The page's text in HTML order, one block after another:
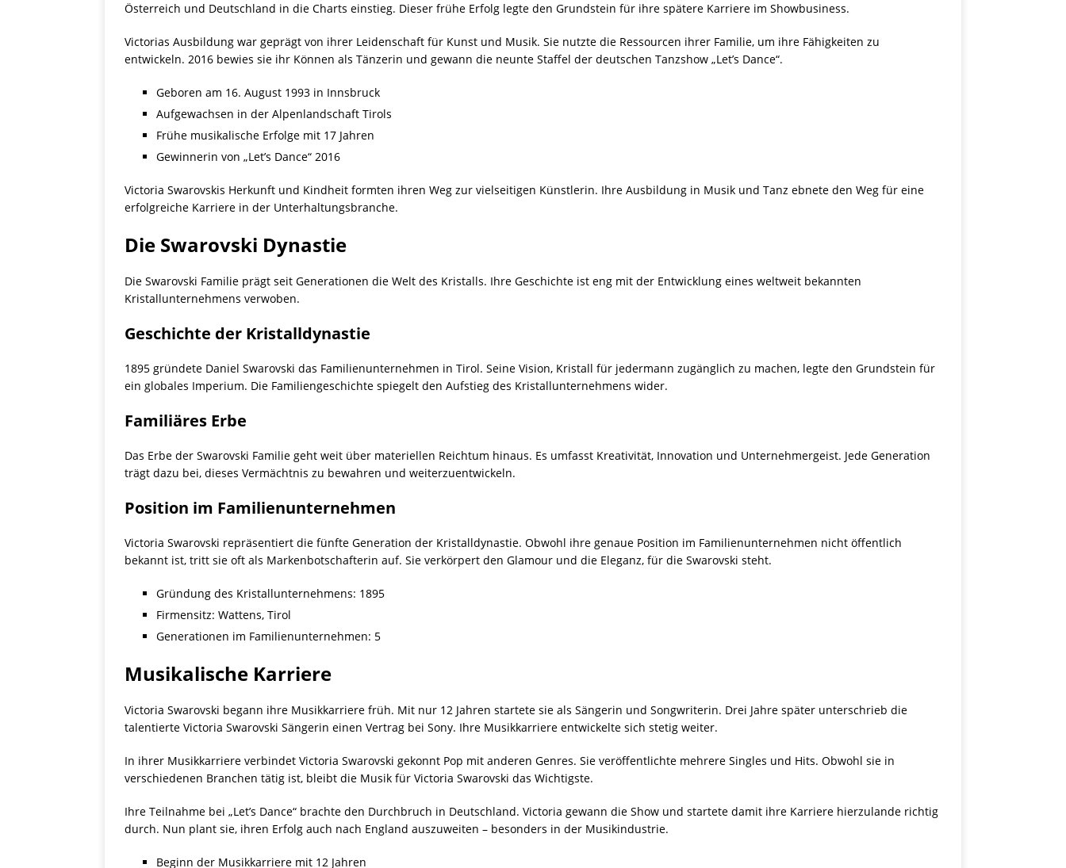
Österreich und Deutschland in die Charts einstieg. Dieser frühe Erfolg legte den Grundstein für ihre spätere Karriere im Showbusiness.
Victorias Ausbildung war geprägt von ihrer Leidenschaft für Kunst und Musik. Sie nutzte die Ressourcen ihrer Familie, um ihre Fähigkeiten zu
entwickeln. 2016 bewies sie ihr Können als Tänzerin und gewann die neunte Staffel der deutschen Tanzshow „Let’s Dance“.
Geboren am 16. August 1993 in Innsbruck
Aufgewachsen in der Alpenlandschaft Tirols
Frühe musikalische Erfolge mit 17 Jahren
Gewinnerin von „Let’s Dance“ 2016
Victoria Swarovskis Herkunft und Kindheit formten ihren Weg zur vielseitigen Künstlerin. Ihre Ausbildung in Musik und Tanz ebnete den Weg für eine
erfolgreiche Karriere in der Unterhaltungsbranche.
Die Swarovski Dynastie
Die Swarovski Familie prägt seit Generationen die Welt des Kristalls. Ihre Geschichte ist eng mit der Entwicklung eines weltweit bekannten
Kristallunternehmens verwoben.
Geschichte der Kristalldynastie
1895 gründete Daniel Swarovski das Familienunternehmen in Tirol. Seine Vision, Kristall für jedermann zugänglich zu machen, legte den Grundstein für
ein globales Imperium. Die Familiengeschichte spiegelt den Aufstieg des Kristallunternehmens wider.
Familiäres Erbe
Das Erbe der Swarovski Familie geht weit über materiellen Reichtum hinaus. Es umfasst Kreativität, Innovation und Unternehmergeist. Jede Generation
trägt dazu bei, dieses Vermächtnis zu bewahren und weiterzuentwickeln.
Position im Familienunternehmen
Victoria Swarovski repräsentiert die fünfte Generation der Kristalldynastie. Obwohl ihre genaue Position im Familienunternehmen nicht öffentlich
bekannt ist, tritt sie oft als Markenbotschafterin auf. Sie verkörpert den Glamour und die Eleganz, für die Swarovski steht.
Gründung des Kristallunternehmens: 1895
Firmensitz: Wattens, Tirol
Generationen im Familienunternehmen: 5
Musikalische Karriere
Victoria Swarovski begann ihre Musikkarriere früh. Mit nur 12 Jahren startete sie als Sängerin und Songwriterin. Drei Jahre später unterschrieb die
talentierte Victoria Swarovski Sängerin einen Vertrag bei Sony. Ihre Musikkarriere entwickelte sich stetig weiter.
In ihrer Musikkarriere verbindet Victoria Swarovski gekonnt Pop mit anderen Genres. Sie veröffentlichte mehrere Singles und Hits. Obwohl sie in
verschiedenen Branchen tätig ist, bleibt die Musik für Victoria Swarovski das Wichtigste.
Ihre Teilnahme bei „Let’s Dance“ brachte den Durchbruch in Deutschland. Victoria gewann die Show und startete damit ihre Karriere hierzulande richtig
durch. Nun plant sie, ihren Erfolg auch nach England auszuweiten – besonders in der Musikindustrie.
Beginn der Musikkarriere mit 12 Jahren